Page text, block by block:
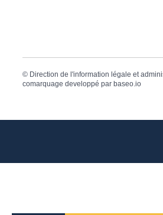
© Direction de l'information légale et
comarquage developpé par baseo.io